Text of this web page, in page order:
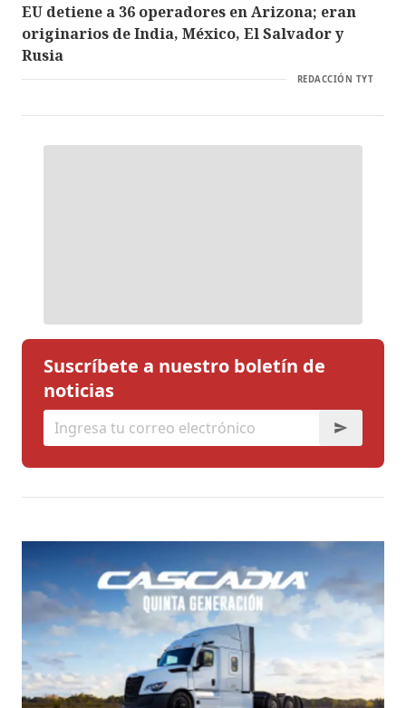
EU detiene a 36 operadores en Arizona; eran
originarios de India, México, El Salvador y
Rusia
REDACCIÓN TYT
Suscríbete a nuestro boletín de
noticias